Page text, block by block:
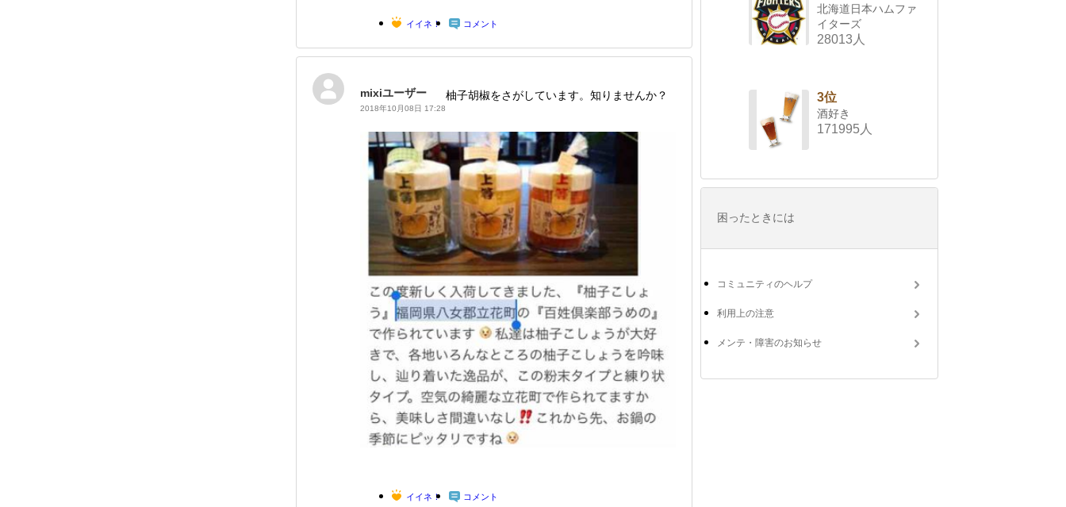
イイネ！ コメント
mixiユーザー
2018年10月08日 17:28
柚子胡椒をさがしています。知りませんか？
イイネ！ コメント
北海道日本ハムファ
イターズ
28013人
3位
酒好き
171995人
困ったときには
コミュニティのヘルプ
利用上の注意
メンテ・障害のお知らせ